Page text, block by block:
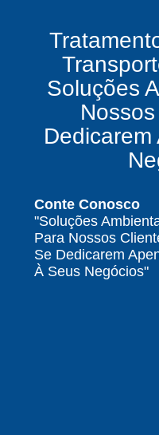
vê oportunidades
serem exploradas.
O que uma
químicos precisa
e conformidade
Como uma
contaminados
Por que contratar
resíduos classe I é
indústria
Por que escolher
gerenciamento de
Soluções
Conte Conosco
"Soluções
Para Nossos
Se Dedicarem
À Seus Negócios"